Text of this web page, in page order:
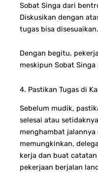
Sobat Singa dari
Diskusikan dengan
tugas bisa disesuaikan.
Dengan begitu,
meskipun Sobat
4. Pastikan Tugas di
Sebelum mudik,
selesai atau
menghambat
memungkinkan,
kerja dan buat
pekerjaan berjalan